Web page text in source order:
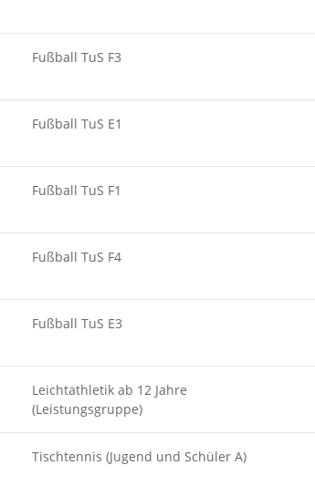
Fußball TuS F3
Fußball TuS E1
Fußball TuS F1
Fußball TuS F4
Fußball TuS E3
Leichtathletik ab 12 Jahre
(Leistungsgruppe)
Tischtennis (Jugend und Schüler A)